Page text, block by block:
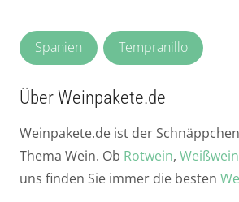
Spanien Tempranillo
Über Weinpakete.de
Weinpakete.de ist der
Thema Wein. Ob Rotwein, Weißwein
uns finden Sie immer die besten